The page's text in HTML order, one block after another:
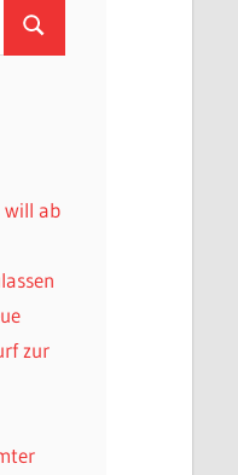
Suchen
will ab
zur